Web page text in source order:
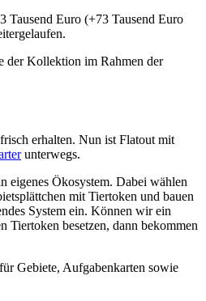
Tausend Euro (+73 Tausend Euro
der Kollektion im Rahmen der
erhalten. Nun ist Flatout mit
unterwegs.
eigenes Ökosystem. Dabei wählen
mit Tiertoken und bauen
System ein. Können wir ein
Tiertoken besetzen, dann bekommen
Gebiete, Aufgabenkarten sowie